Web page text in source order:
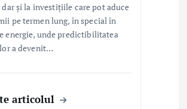
dar și la investițiile care pot aduce
pe termen lung, în special în
energie, unde predictibilitatea
a devenit…
articolul